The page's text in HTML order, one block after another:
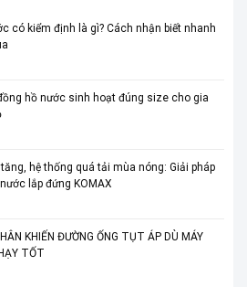
có kiểm định là gì? Cách nhận biết nhanh
hồ nước sinh hoạt đúng size cho gia
hệ thống quá tải mùa nóng: Giải pháp
lắp đứng KOMAX
KHIẾN ĐƯỜNG ỐNG TỤT ÁP DÙ MÁY
TỐT